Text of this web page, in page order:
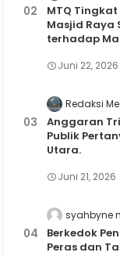
MTQ
Masjid Raya
terhadap
Juni 22, 2026
Redaksi
Anggaran
Publik
Utara.
Juni 21, 2026
syahbyne
Berkedok
Peras dan